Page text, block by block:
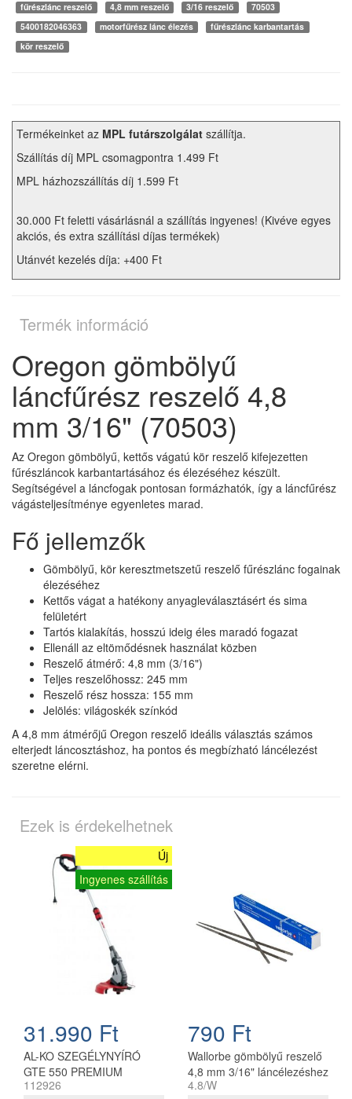
fűrészlánc reszelő
4,8 mm reszelő 3/16 reszelő
70503
5400182046363
motorfűrész lánc élezés
fűrészlánc karbantartás
kör reszelő
Termékeinket az MPL futárszolgálat szállítja.
Szállítás díj MPL csomagpontra 1.499 Ft
MPL házhozszállítás díj 1.599 Ft
30.000 Ft feletti vásárlásnál a szállítás ingyenes! (Kivéve egyes
akciós, és extra szállítási díjas termékek)
Utánvét kezelés díja: +400 Ft
Termék információ
Oregon gömbölyű
láncfűrész reszelő 4,8
mm 3/16" (70503)
Az Oregon gömbölyű, kettős vágatú kör reszelő kifejezetten
fűrészláncok karbantartásához és élezéséhez készült.
Segítségével a láncfogak pontosan formázhatók, így a láncfűrész
vágásteljesítménye egyenletes marad.
Fő jellemzők
Gömbölyű, kör keresztmetszetű reszelő fűrészlánc fogainak
élezéséhez
Kettős vágat a hatékony anyagleválasztásért és sima
felületért
Tartós kialakítás, hosszú ideig éles maradó fogazat
Ellenáll az eltömődésnek használat közben
Reszelő átmérő: 4,8 mm (3/16")
Teljes reszelőhossz: 245 mm
Reszelő rész hossza: 155 mm
Jelölés: világoskék színkód
A 4,8 mm átmérőjű Oregon reszelő ideális választás számos
elterjedt láncosztáshoz, ha pontos és megbízható láncélezést
szeretne elérni.
Ezek is érdekelhetnek
Új
Ingyenes szállítás
31.990 Ft
AL-KO SZEGÉLYNYÍRÓ
GTE 550 PREMIUM
112926
790 Ft
Wallorbe gömbölyű reszelő
4,8 mm 3/16" láncélezéshez
4.8/W